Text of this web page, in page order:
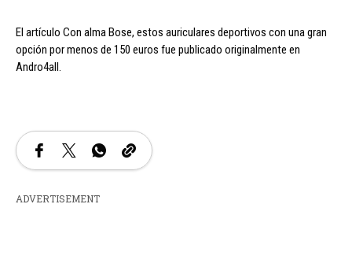
El artículo Con alma Bose, estos auriculares deportivos con una gran
opción por menos de 150 euros fue publicado originalmente en
Andro4all.
ADVERTISEMENT